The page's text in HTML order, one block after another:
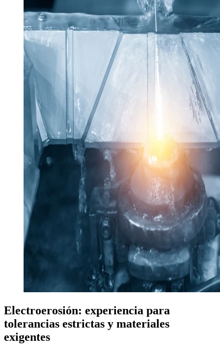
Electroerosión: experiencia para
tolerancias estrictas y materiales
exigentes